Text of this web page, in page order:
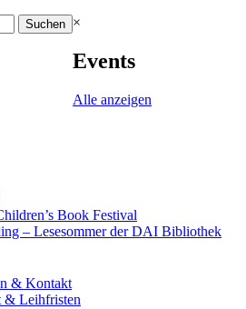
×
Events
Alle anzeigen
Book Festival
– Lesesommer der DAI Bibliothek
& Kontakt
& Leihfristen